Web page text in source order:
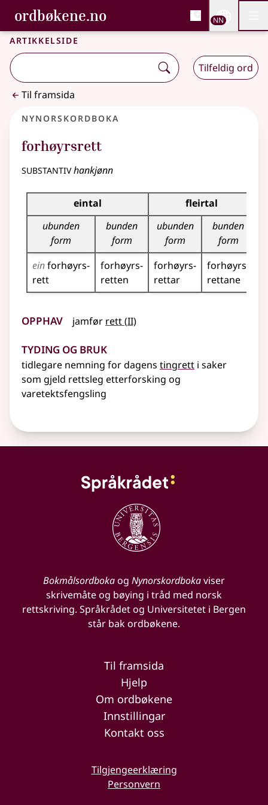
Gå til hovudinnhald
Tilgjenge
ordbøkene.no, Bokmålsordboka og
Bokmålsordboka og Nynorskordboka
NN
Artikkelside
Tilfeldig ord
Til framsida
Nynorskordboka
forhøyrsrett
substantivhankjønn
Bøyningstabell for dette substantivet
eintal
fleirtal
ubunden
form
bunden
form
ubunden
form
bunden
form
einforhøyrs­
rett
forhøyrs­
retten
forhøyrs­
rettar
forhøyrs­
rettane
Opphav jamfør rett(2
II)
Tyding og bruk
tidlegare nemning for dagens tingrett i saker
som gjeld rettsleg etterforsking og
varetektsfengsling
Bokmålsordbokaog Nynorskordbokaviser
skrivemåte og bøying i tråd med norsk
rettskriving. Språkrådet og Universitetet i Bergen
står bak ordbøkene.
Til framsida
Hjelp
Om ordbøkene
Innstillingar
Kontakt oss
Tilgjengeerklæring
Personvern